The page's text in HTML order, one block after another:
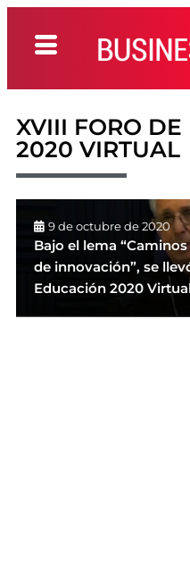
XVIII FORO
2020 VIRTUAL
9 de octubre de 2020
Bajo el lema
de innovación”, se
Educación 2020